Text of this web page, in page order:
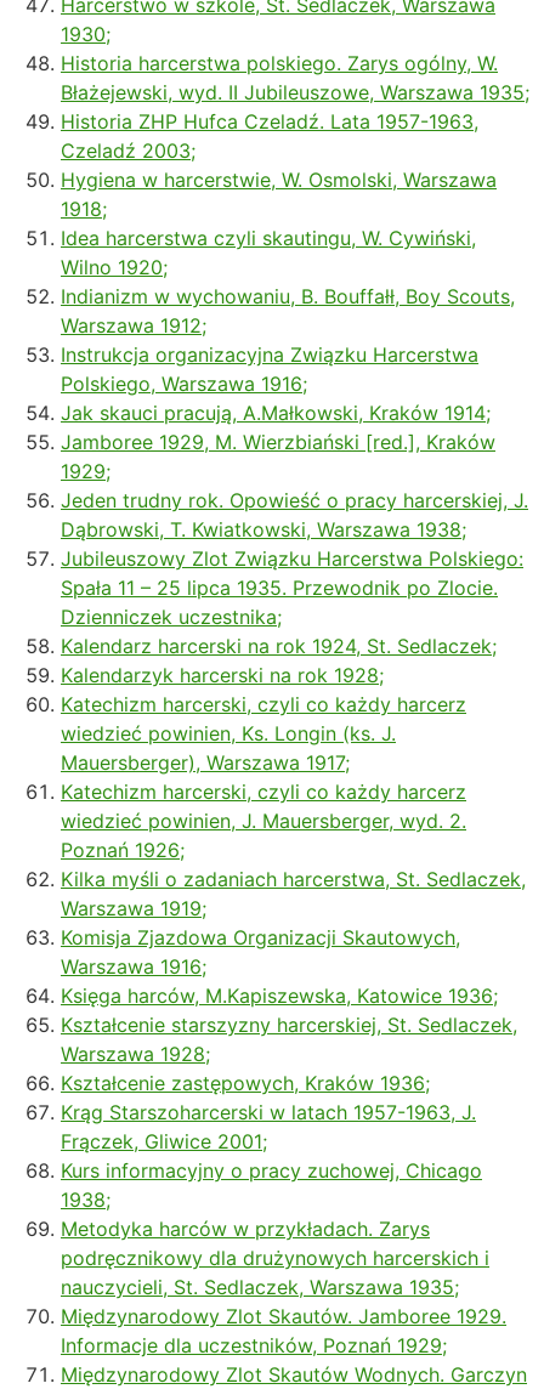
1930;
Historia harcerstwa polskiego. Zarys ogólny, W.
Błażejewski, wyd. II Jubileuszowe, Warszawa 1935;
Historia ZHP Hufca Czeladź. Lata 1957-1963,
Czeladź 2003;
Hygiena w harcerstwie, W. Osmolski, Warszawa
1918;
Idea harcerstwa czyli skautingu, W. Cywiński,
Wilno 1920;
Indianizm w wychowaniu, B. Bouffałł, Boy Scouts,
Warszawa 1912;
Instrukcja organizacyjna Związku Harcerstwa
Polskiego, Warszawa 1916;
Jak skauci pracują, A.Małkowski, Kraków 1914;
Jamboree 1929, M. Wierzbiański [red.], Kraków
1929;
Jeden trudny rok. Opowieść o pracy harcerskiej, J.
Dąbrowski, T. Kwiatkowski, Warszawa 1938;
Jubileuszowy Zlot Związku Harcerstwa Polskiego:
Spała 11 – 25 lipca 1935. Przewodnik po Zlocie.
Dzienniczek uczestnika;
Kalendarz harcerski na rok 1924, St. Sedlaczek;
Kalendarzyk harcerski na rok 1928;
Katechizm harcerski, czyli co każdy harcerz
wiedzieć powinien, Ks. Longin (ks. J.
Mauersberger), Warszawa 1917;
Katechizm harcerski, czyli co każdy harcerz
wiedzieć powinien, J. Mauersberger, wyd. 2.
Poznań 1926;
Kilka myśli o zadaniach harcerstwa, St. Sedlaczek,
Warszawa 1919;
Komisja Zjazdowa Organizacji Skautowych,
Warszawa 1916;
Księga harców, M.Kapiszewska, Katowice 1936;
Kształcenie starszyzny harcerskiej, St. Sedlaczek,
Warszawa 1928;
Kształcenie zastępowych, Kraków 1936;
Krąg Starszoharcerski w latach 1957-1963, J.
Frączek, Gliwice 2001;
Kurs informacyjny o pracy zuchowej, Chicago
1938;
Metodyka harców w przykładach. Zarys
podręcznikowy dla drużynowych harcerskich i
nauczycieli, St. Sedlaczek, Warszawa 1935;
Międzynarodowy Zlot Skautów. Jamboree 1929.
Informacje dla uczestników, Poznań 1929;
Międzynarodowy Zlot Skautów Wodnych. Garczyn